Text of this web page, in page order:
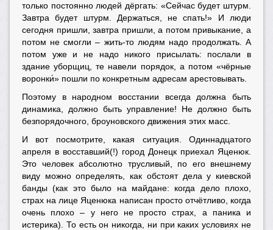
только постоянно людей дёргать: «Сейчас будет штурм.
Завтра будет штурм. Держаться, не спать!» И люди
сегодня пришли, завтра пришли, а потом привыкание, а
потом не смогли – жить-то людям надо продолжать. А
потом уже и не надо никого присылать: послали в
здание уборщиц, те навели порядок, а потом «чёрные
воронки́» пошли по конкретным адресам арестовывать.
Поэтому в народном восстании всегда должна быть
динамика, должно быть управление! Не должно быть
безпорядочного, броуновского движения этих масс.
И вот посмотрите, какая ситуация. Одиннадцатого
апреля в восставший(!) город Донецк приехал Яценюк.
Это человек абсолютно трусливый, по его внешнему
виду можно определять, как обстоят дела у киевской
банды (как это было на майдане: когда дело плохо,
страх на лице Яценюка написан просто отчётливо, когда
очень плохо – у него не просто страх, а паника и
истерика). То есть он никогда, ни при каких условиях не